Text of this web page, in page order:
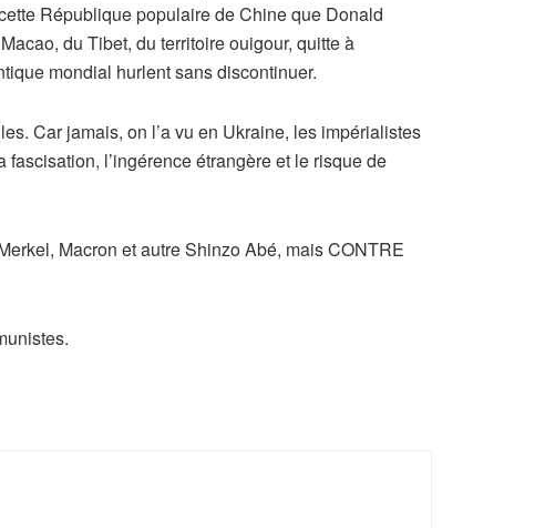
République populaire de Chine que Donald
du Tibet, du territoire ouigour, quitte à
mondial hurlent sans discontinuer.
Car jamais, on l’a vu en Ukraine, les impérialistes
l’ingérence étrangère et le risque de
Macron et autre Shinzo Abé, mais CONTRE